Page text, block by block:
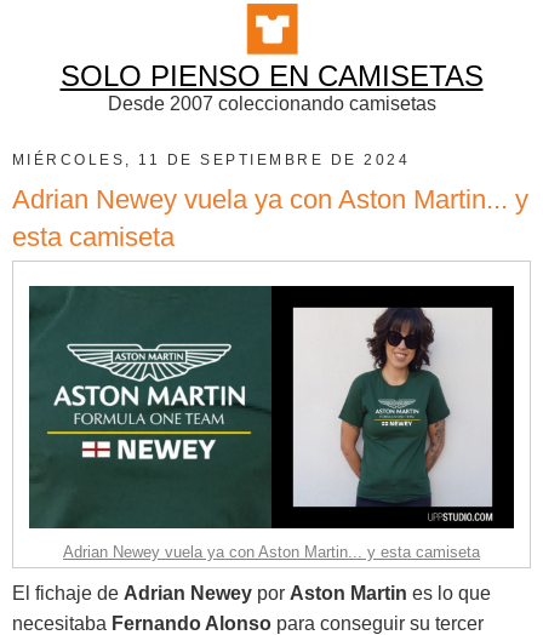
SOLO PIENSO EN CAMISETAS
Desde 2007 coleccionando camisetas
MIÉRCOLES, 11 DE SEPTIEMBRE DE 2024
Adrian Newey vuela ya con Aston Martin... y
esta camiseta
Adrian Newey vuela ya con Aston Martin... y esta camiseta
El fichaje de Adrian Newey por Aston Martin es lo que
necesitaba Fernando Alonso para conseguir su tercer